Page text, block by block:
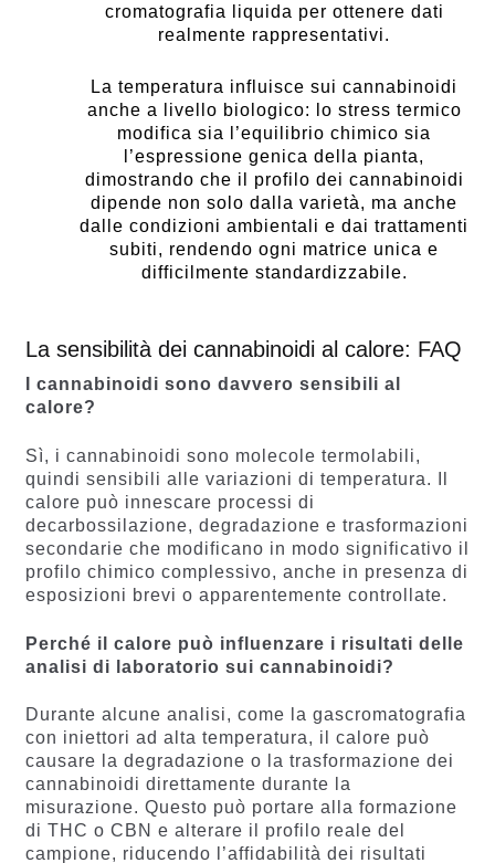
cromatografia liquida per ottenere dati
realmente rappresentativi.
La temperatura influisce sui cannabinoidi
anche a livello biologico: lo stress termico
modifica sia l’equilibrio chimico sia
l’espressione genica della pianta,
dimostrando che il profilo dei cannabinoidi
dipende non solo dalla varietà, ma anche
dalle condizioni ambientali e dai trattamenti
subiti, rendendo ogni matrice unica e
difficilmente standardizzabile.
La sensibilità dei cannabinoidi al calore: FAQ
I cannabinoidi sono davvero sensibili al
calore?
Sì, i cannabinoidi sono molecole termolabili,
quindi sensibili alle variazioni di temperatura. Il
calore può innescare processi di
decarbossilazione, degradazione e trasformazioni
secondarie che modificano in modo significativo il
profilo chimico complessivo, anche in presenza di
esposizioni brevi o apparentemente controllate.
Perché il calore può influenzare i risultati delle
analisi di laboratorio sui cannabinoidi?
Durante alcune analisi, come la gascromatografia
con iniettori ad alta temperatura, il calore può
causare la degradazione o la trasformazione dei
cannabinoidi direttamente durante la
misurazione. Questo può portare alla formazione
di THC o CBN e alterare il profilo reale del
campione, riducendo l’affidabilità dei risultati